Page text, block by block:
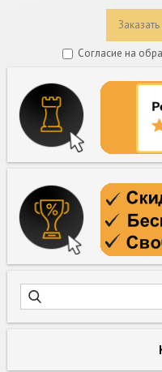
Согласие на